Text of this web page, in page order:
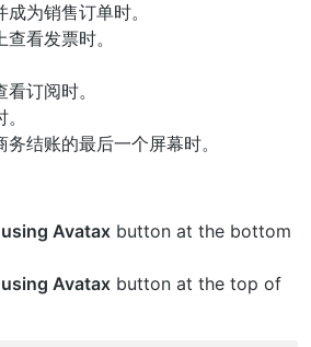
为销售订单时。
看发票时。
订阅时。
结账的最后一个屏幕时。
Avatax button at the bottom
Avatax button at the top of